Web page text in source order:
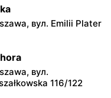
вул. Żurawia 18
вул. Emilii Plater
вул.
116/122